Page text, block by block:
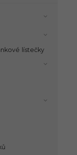
lístečky